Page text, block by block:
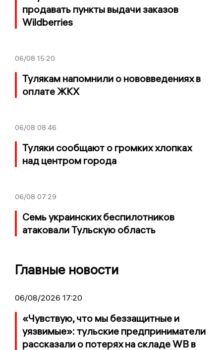
продавать пункты выдачи заказов
Wildberries
06/08 15:20
Тулякам напомнили о нововведениях в
оплате ЖКХ
06/08 08:46
Туляки сообщают о громких хлопках
над центром города
06/08 07:29
Семь украинских беспилотников
атаковали Тульскую область
Главные новости
06/08/2026 17:20
«Чувствую, что мы беззащитные и
уязвимые»: тульские предприниматели
рассказали о потерях на складе WB в